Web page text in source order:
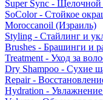
Super Sync - Щелочной
SoColor - Стойкое
Moroccanoil (Израиль)
Styling - Стайлинг и
Brushes - Брашинги и
Treatment - Уход за
Dry Shampoo - Сухие
Repair -
Hydration -